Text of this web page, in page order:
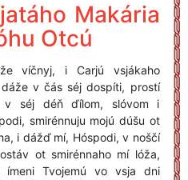
Makária
Otcú
víčnyj, i Carjú vsjákaho
v čás séj dospíti, prostí
v séj déň ďílom, slóvom i
smirénnuju mojú dúšu ot
i dážď mí, Hóspodi, v noščí
ot smirénnaho mí lóža,
ímeni Tvojemú vo vsja dni